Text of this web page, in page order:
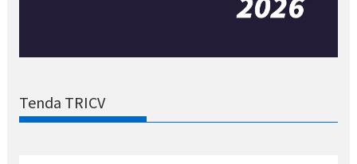
Tenda TRICV